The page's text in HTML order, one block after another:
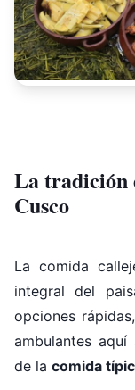
La tradición
Cusco
La comida
integral del
opciones
ambulantes
de la comida